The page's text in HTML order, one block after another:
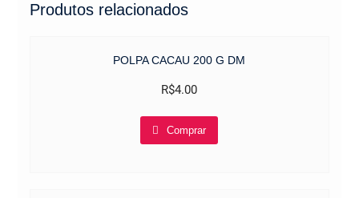
Produtos relacionados
POLPA CACAU 200 G DM
R$4.00
Comprar